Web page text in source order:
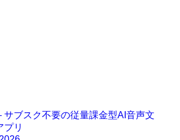
サブスク不要の従量課金型AI音声文
プリ